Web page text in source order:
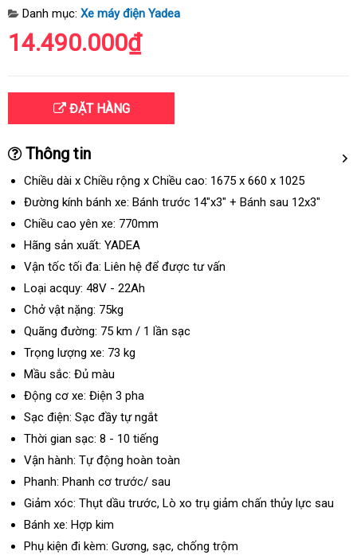
Danh mục: Xe máy điện Yadea
14.490.000₫
ĐẶT HÀNG
Thông tin
Chiều dài x Chiều rộng x Chiều cao: 1675 x 660 x 1025
Đường kính bánh xe: Bánh trước 14"x3" + Bánh sau 12x3"
Chiều cao yên xe: 770mm
Hãng sản xuất: YADEA
Vận tốc tối đa: Liên hệ để được tư vấn
Loại acquy: 48V - 22Ah
Chở vật nặng: 75kg
Quãng đường: 75 km / 1 lần sạc
Trọng lượng xe: 73 kg
Mầu sắc: Đủ màu
Động cơ xe: Điện 3 pha
Sạc điện: Sạc đầy tự ngắt
Thời gian sạc: 8 - 10 tiếng
Vận hành: Tự động hoàn toàn
Phanh: Phanh cơ trước/ sau
Giảm xóc: Thụt dầu trước, Lò xo trụ giảm chấn thủy lực sau
Bánh xe: Hợp kim
Phụ kiện đi kèm: Gương, sạc, chống trộm